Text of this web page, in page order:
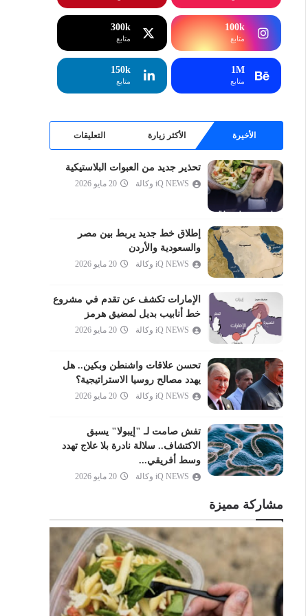
الحجر
الإسراء
الكهف
الأنبياء
الحج
المؤمنون
النور
الفرقان
الشعراء
النمل
القصص
العنكبوت
الروم
السجدة
الأحزاب
فاطر
يس
الصافات
ص
الزمر
فصلت
الشورى
الزخرف
100k
متابع
300k
متابع
1M
متابع
150k
متابع
الأخيرة الأكثر زيارة التعليقات
تحذير جديد من العبوات البلاستيكية
iQ NEWS وكالة 20 مايو 2026
إطلاق خط جديد يربط بين مصر
والسعودية والأردن
iQ NEWS وكالة 20 مايو 2026
الإمارات تكشف عن تقدم في مشروع
خط أنابيب بديل لمضيق هرمز
iQ NEWS وكالة 20 مايو 2026
تحسن علاقات واشنطن وبكين.. هل
يهدد مصالح روسيا الاستراتيجية؟
iQ NEWS وكالة 20 مايو 2026
تفش صامت لـ "إيبولا" يسبق
الاكتشاف.. سلالة نادرة بلا علاج تهدد
وسط أفريقي...
iQ NEWS وكالة 20 مايو 2026
مشاركة مميزة